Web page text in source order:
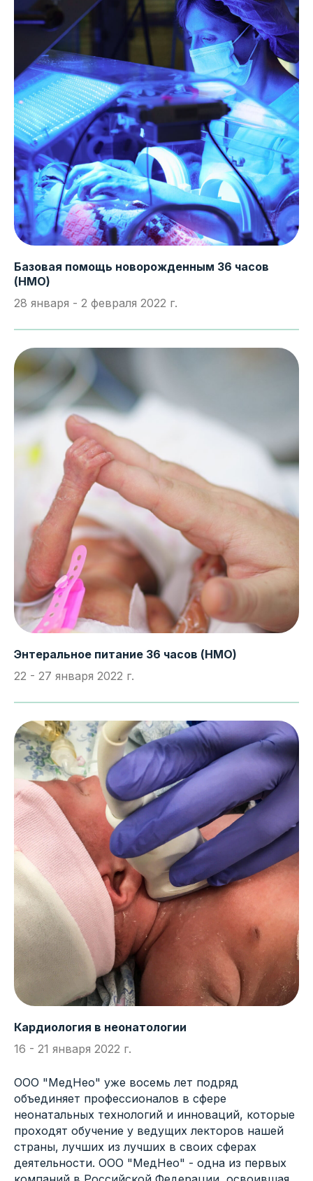
Базовая помощь новорожденным 36 часов
(НМО)
28 января - 2 февраля 2022 г.
Энтеральное питание 36 часов (НМО)
22 - 27 января 2022 г.
Кардиология в неонатологии
16 - 21 января 2022 г.
ООО "МедНео" уже восемь лет подряд
объединяет профессионалов в сфере
неонатальных технологий и инноваций, которые
проходят обучение у ведущих лекторов нашей
страны, лучших из лучших в своих сферах
деятельности. ООО "МедНео" - одна из первых